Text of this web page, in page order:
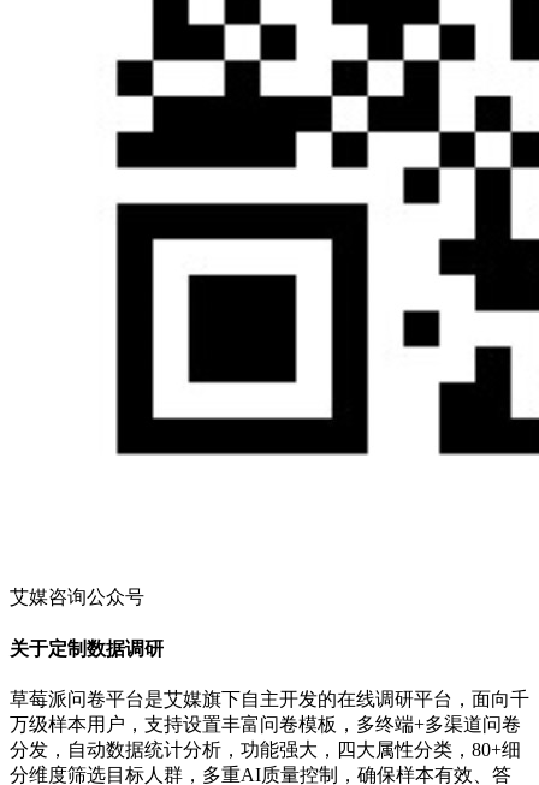
艾媒咨询公众号
关于定制数据调研
草莓派问卷平台是艾媒旗下自主开发的在线调研平台，面向千
万级样本用户，支持设置丰富问卷模板，多终端+多渠道问卷
分发，自动数据统计分析，功能强大，四大属性分类，80+细
分维度筛选目标人群，多重AI质量控制，确保样本有效、答